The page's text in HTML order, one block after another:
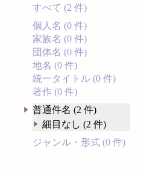
すべて (2 件)
個人名 (0 件)
家族名 (0 件)
団体名 (0 件)
地名 (0 件)
統一タイトル (0 件)
著作 (0 件)
普通件名 (2 件)
細目なし (2 件)
ジャンル・形式 (0 件)